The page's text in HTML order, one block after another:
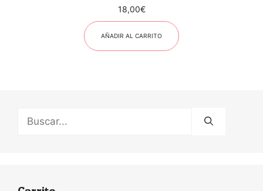
18,00€
AÑADIR AL CARRITO